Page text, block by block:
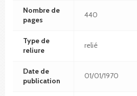
Nombre de
pages
440
Type de
reliure
relié
Date de
publication
01/01/1970